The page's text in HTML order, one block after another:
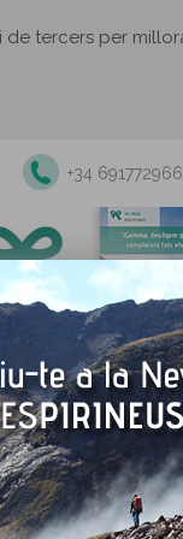
de tercers per
+34 691772966
i activitats